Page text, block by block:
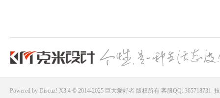
Powered by Discuz! X3.4 © 2014-2025 巨大爱好者版权所有 客服QQ: 365718731